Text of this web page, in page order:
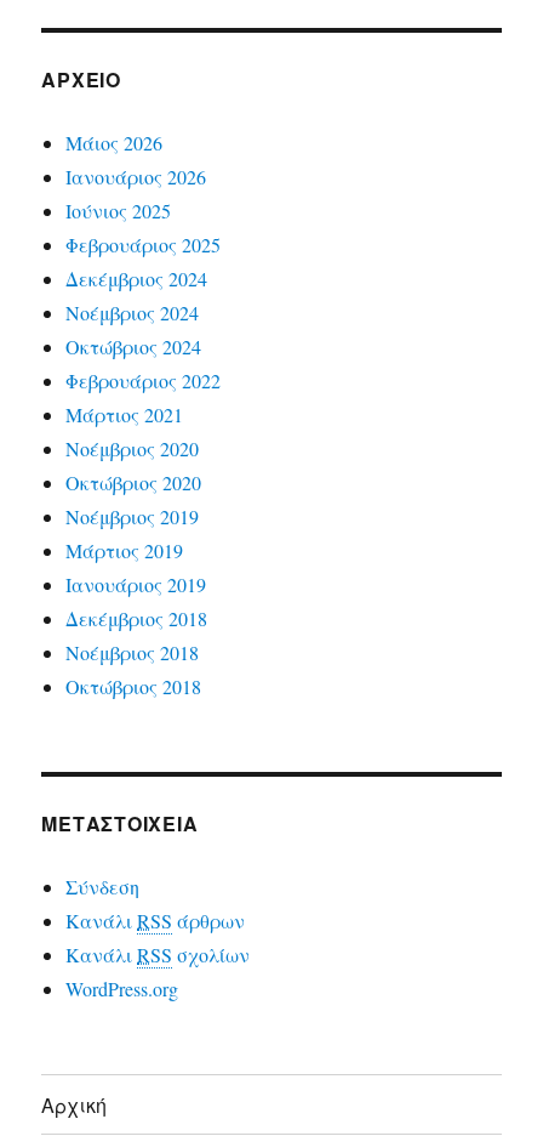
ΑΡΧΕΊΟ
Μάιος 2026
Ιανουάριος 2026
Ιούνιος 2025
Φεβρουάριος 2025
Δεκέμβριος 2024
Νοέμβριος 2024
Οκτώβριος 2024
Φεβρουάριος 2022
Μάρτιος 2021
Νοέμβριος 2020
Οκτώβριος 2020
Νοέμβριος 2019
Μάρτιος 2019
Ιανουάριος 2019
Δεκέμβριος 2018
Νοέμβριος 2018
Οκτώβριος 2018
ΜΕΤΑΣΤΟΙΧΕΊΑ
Σύνδεση
ΚανάλιRSS άρθρων
ΚανάλιRSS σχολίων
WordPress.org
Αρχική